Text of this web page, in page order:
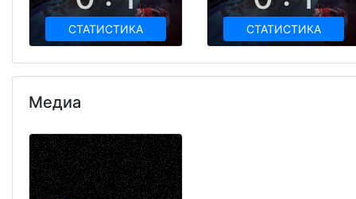
СТАТИСТИКА СТАТИСТИКА
Медиа